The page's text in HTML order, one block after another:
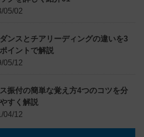
05/02
ンスとチアリーディングの違いを3
イントで解説
05/12
振付の簡単な覚え方4つのコツを分
すく解説
04/12